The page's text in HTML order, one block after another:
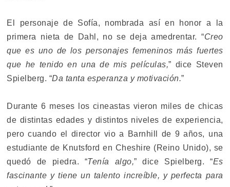
El personaje de Sofía, nombrada así en honor a la
primera nieta de Dahl, no se deja amedrentar. “Creo
que es uno de los personajes femeninos más fuertes
que he tenido en una de mis películas,” dice Steven
Spielberg. “Da tanta esperanza y motivación.”
Durante 6 meses los cineastas vieron miles de chicas
de distintas edades y distintos niveles de experiencia,
pero cuando el director vio a Barnhill de 9 años, una
estudiante de Knutsford en Cheshire (Reino Unido), se
quedó de piedra. “Tenía algo,” dice Spielberg. “Es
fascinante y tiene un talento increíble, y perfecta para